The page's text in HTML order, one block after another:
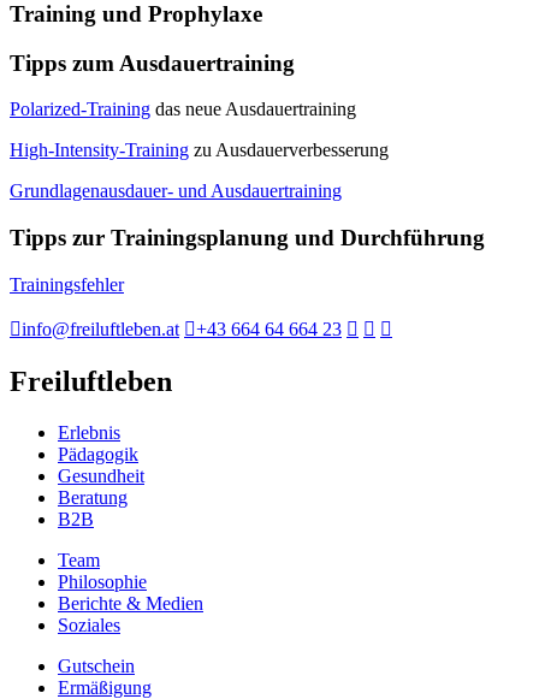
Training und Prophylaxe
Tipps zum Ausdauertraining
Polarized-Training das neue Ausdauertraining
High-Intensity-Training zu Ausdauerverbesserung
Grundlagenausdauer- und Ausdauertraining
Tipps zur Trainingsplanung und Durchführung
Trainingsfehler
info@freiluftleben.at +43 664 64 664 23
Freiluftleben
Erlebnis
Pädagogik
Gesundheit
Beratung
B2B
Team
Philosophie
Berichte & Medien
Soziales
Gutschein
Ermäßigung